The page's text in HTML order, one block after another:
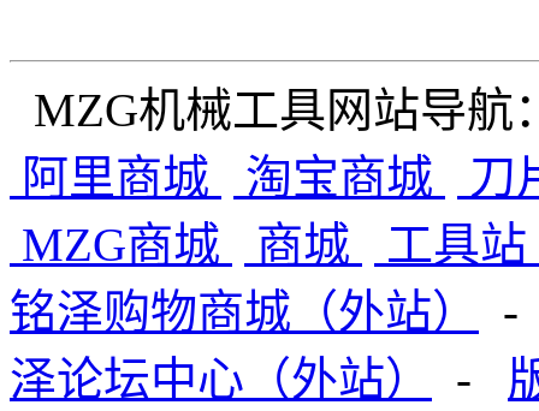
MZG机械工具网站导航
阿里商城
淘宝商城
刀
MZG商城
商城
工具站
铭泽购物商城（外站）
泽论坛中心（外站）
-